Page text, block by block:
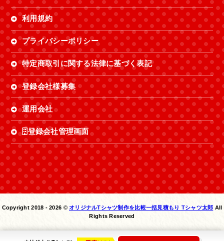
利用規約
プライバシーポリシー
特定商取引に関する法律に基づく表記
登録会社様募集
運用会社
登録会社管理画面
Copyright 2018 -2026 ©オリジナルTシャツ制作を比較一括見積もり Tシャツ太郎 All
Rights Reserved